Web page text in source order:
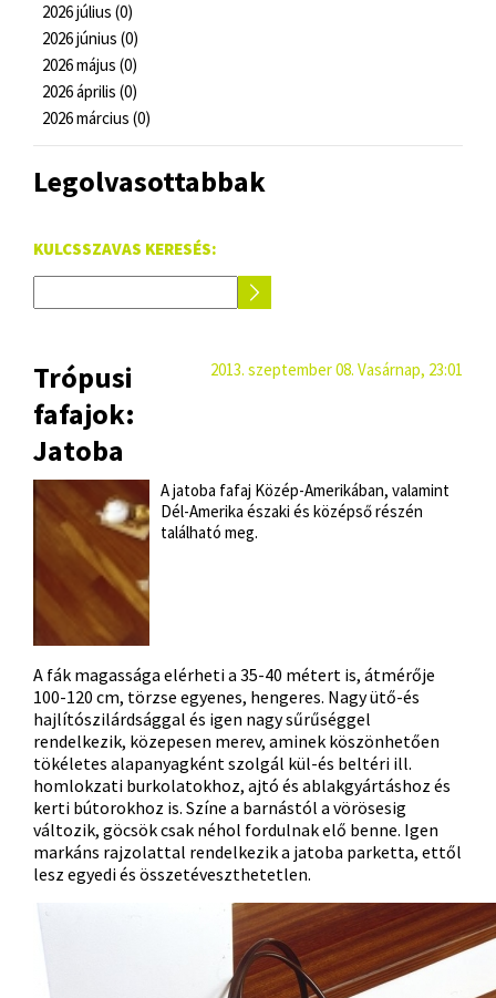
2026 július (0)
2026 június (0)
2026 május (0)
2026 április (0)
2026 március (0)
Legolvasottabbak
KULCSSZAVAS KERESÉS:
Trópusi
fafajok:
Jatoba
2013. szeptember 08. Vasárnap, 23:01
A jatoba fafaj Közép-Amerikában, valamint
Dél-Amerika északi és középső részén
található meg.
A fák magassága elérheti a 35-40 métert is, átmérője
100-120 cm, törzse egyenes, hengeres. Nagy ütő-és
hajlítószilárdsággal és igen nagy sűrűséggel
rendelkezik, közepesen merev, aminek köszönhetően
tökéletes alapanyagként szolgál kül-és beltéri ill.
homlokzati burkolatokhoz, ajtó és ablakgyártáshoz és
kerti bútorokhoz is. Színe a barnástól a vörösesig
változik, göcsök csak néhol fordulnak elő benne. Igen
markáns rajzolattal rendelkezik a jatoba parketta, ettől
lesz egyedi és összetéveszthetetlen.